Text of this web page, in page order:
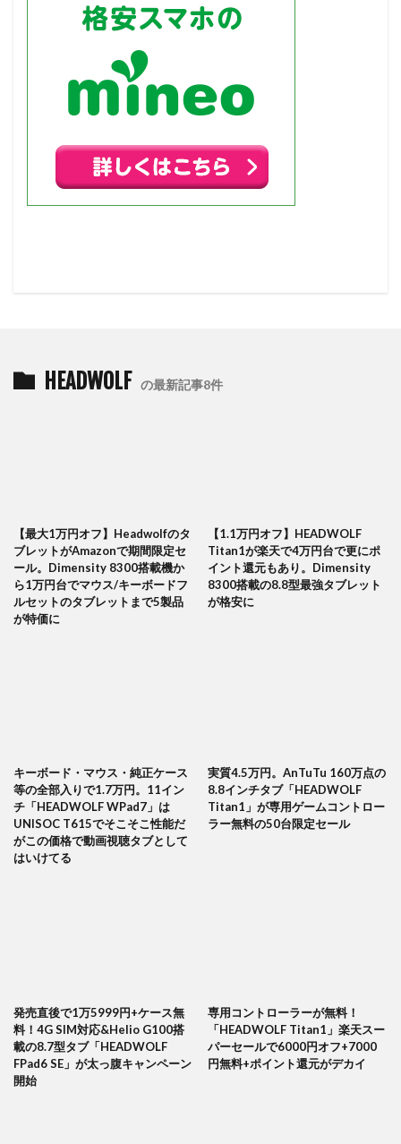
HEADWOLF の最新記事8件
【最大1万円オフ】Headwolfのタ
ブレットがAmazonで期間限定セ
ール。Dimensity 8300搭載機か
ら1万円台でマウス/キーボードフ
ルセットのタブレットまで5製品
が特価に
【1.1万円オフ】HEADWOLF
Titan1が楽天で4万円台で更にポ
イント還元もあり。Dimensity
8300搭載の8.8型最強タブレット
が格安に
キーボード・マウス・純正ケース
等の全部入りで1.7万円。11イン
チ「HEADWOLF WPad7」は
UNISOC T615でそこそこ性能だ
がこの価格で動画視聴タブとして
はいけてる
実質4.5万円。AnTuTu 160万点の
8.8インチタブ「HEADWOLF
Titan1」が専用ゲームコントロー
ラー無料の50台限定セール
発売直後で1万5999円+ケース無
料！4G SIM対応&Helio G100搭
載の8.7型タブ「HEADWOLF
FPad6 SE」が太っ腹キャンペーン
開始
専用コントローラーが無料！
「HEADWOLF Titan1」楽天スー
パーセールで6000円オフ+7000
円無料+ポイント還元がデカイ